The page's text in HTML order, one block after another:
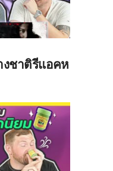
ชาติรีแอคห